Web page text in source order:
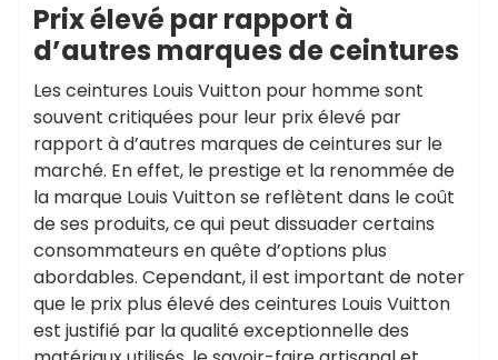
Prix élevé par rapport à
d’autres marques de ceintures
Les ceintures Louis Vuitton pour homme sont
souvent critiquées pour leur prix élevé par
rapport à d’autres marques de ceintures sur le
marché. En effet, le prestige et la renommée de
la marque Louis Vuitton se reflètent dans le coût
de ses produits, ce qui peut dissuader certains
consommateurs en quête d’options plus
abordables. Cependant, il est important de noter
que le prix plus élevé des ceintures Louis Vuitton
est justifié par la qualité exceptionnelle des